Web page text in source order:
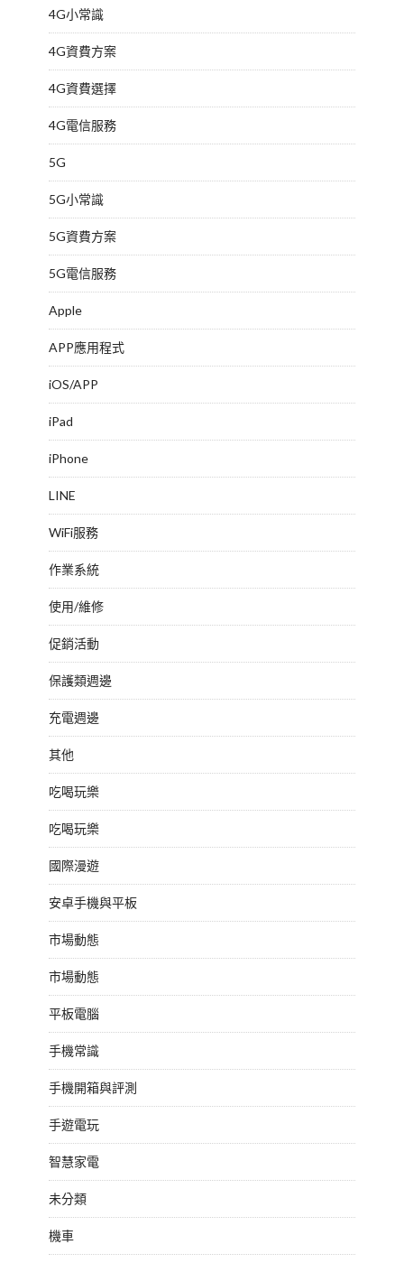
4G小常識
4G資費方案
4G資費選擇
4G電信服務
5G
5G小常識
5G資費方案
5G電信服務
Apple
APP應用程式
iOS/APP
iPad
iPhone
LINE
WiFi服務
作業系統
使用/維修
促銷活動
保護類週邊
充電週邊
其他
吃喝玩樂
吃喝玩樂
國際漫遊
安卓手機與平板
市場動態
市場動態
平板電腦
手機常識
手機開箱與評測
手遊電玩
智慧家電
未分類
機車